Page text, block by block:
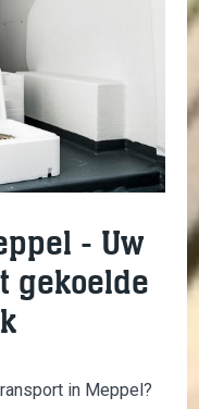
- Uw
gekoelde
in Meppel?